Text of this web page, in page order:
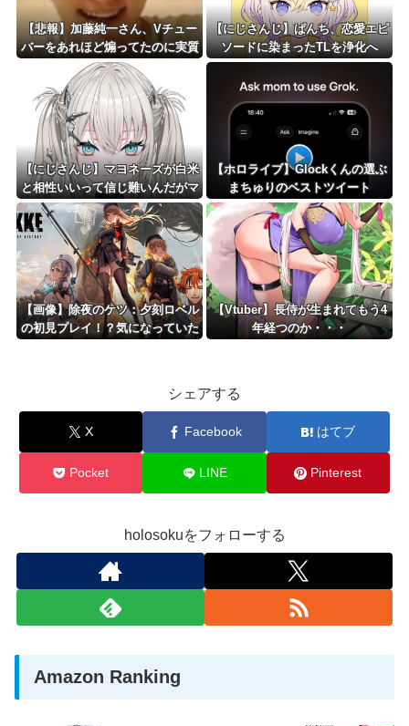
【悲報】加藤純一さん、Vチュー
バーをあれほど煽ってたのに実質
敗北宣言か……
【にじさんじ】ぱんち、恋愛エピ
ソードに染まったTLを浄化へ
「もっとネタツイとかが見たく
て…」
【にじさんじ】マヨネーズが白米
と相性いいって信じ難いんだがマ
ジ？
【ホロライブ】Glockくんの選ぶ
まちゅりのベストツイート
【画像】除夜のケツ：夕刻ロベル
の初見プレイ！？気になっていた
【Vtuber】長侍が生まれてもう4
年経つのか・・・
シェアする
X Facebook はてブ
Pocket LINE Pinterest
holosokuをフォローする
Amazon Ranking